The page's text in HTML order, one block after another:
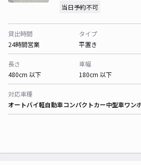
当日予約不可
貸出時間
24時間営業
タイプ
平置き
長さ
480cm 以下
車幅
180cm 以下
対応車種
オートバイ軽自動車コンパクトカー中型車ワン